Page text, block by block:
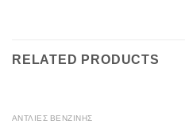
RELATED PRODUCTS
ΑΝΤΛΙΕΣ ΒΕΝΖΙΝΗΣ